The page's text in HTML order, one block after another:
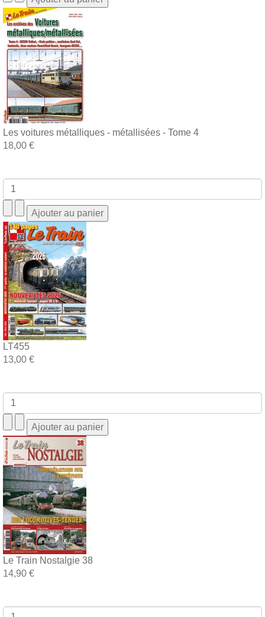
Les voitures métalliques - métallisées - Tome 4
18,00 €
LT455
13,00 €
Le Train Nostalgie 38
14,90 €